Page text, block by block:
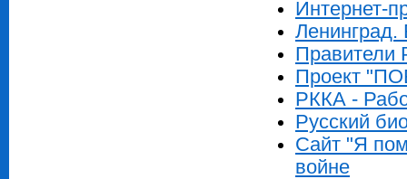
Интернет-
Ленинград.
Правители
Проект
РККА -
Русский
Сайт "Я
войне